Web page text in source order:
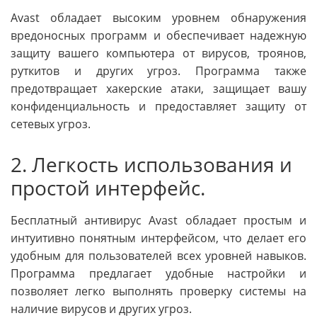
Avast обладает высоким уровнем обнаружения
вредоносных программ и обеспечивает надежную
защиту вашего компьютера от вирусов, троянов,
руткитов и других угроз. Программа также
предотвращает хакерские атаки, защищает вашу
конфиденциальность и предоставляет защиту от
сетевых угроз.
2. Легкость использования и
простой интерфейс.
Бесплатный антивирус Avast обладает простым и
интуитивно понятным интерфейсом, что делает его
удобным для пользователей всех уровней навыков.
Программа предлагает удобные настройки и
позволяет легко выполнять проверку системы на
наличие вирусов и других угроз.